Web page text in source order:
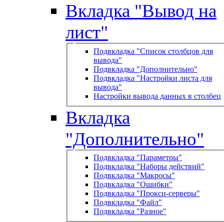
Вкладка "Вывод на
лист"
Подвкладка "Список столбцов для
вывода"
Подвкладка "Дополнительно"
Подвкладка "Настройки листа для
вывода"
Настройки вывода данных в столбец
Вкладка
"Дополнительно"
Подвкладка "Параметры"
Подвкладка "Наборы действий"
Подвкладка "Макросы"
Подвкладка "Ошибки"
Подвкладка "Прокси-серверы"
Подвкладка "Файл"
Подвкладка "Разное"